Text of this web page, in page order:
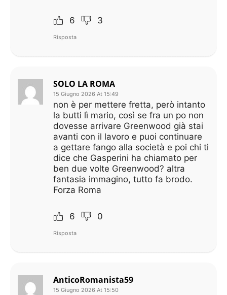
6 3
Risposta
SOLO LA ROMA
15 Giugno 2026 At 15:49
non è per mettere fretta, però intanto
la butti lì mario, così se fra un po non
dovesse arrivare Greenwood già stai
avanti con il lavoro e puoi continuare
a gettare fango alla società e poi chi ti
dice che Gasperini ha chiamato per
ben due volte Greenwood? altra
fantasia immagino, tutto fa brodo.
Forza Roma
6 0
Risposta
AnticoRomanista59
15 Giugno 2026 At 15:50